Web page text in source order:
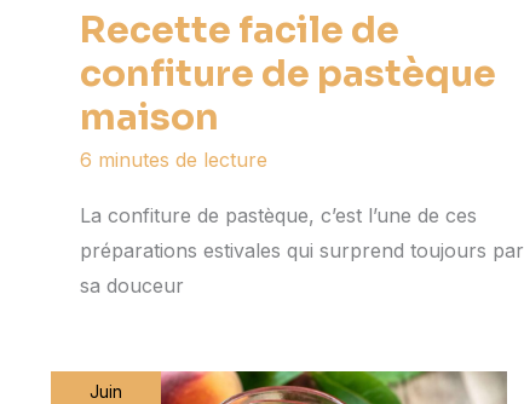
Recette facile de
confiture de pastèque
maison
6 minutes de lecture
La confiture de pastèque, c’est l’une de ces
préparations estivales qui surprend toujours par
sa douceur
Juin